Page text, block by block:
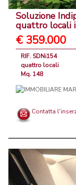
Soluzione
quattro locali
€ 359.000
RIF. SDNi154
quattro locali
Mq. 148
Contatta